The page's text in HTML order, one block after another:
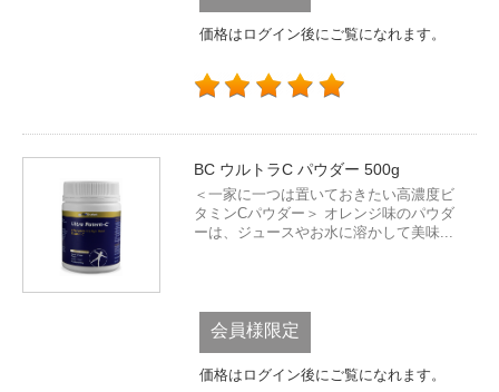
価格はログイン後にご覧になれます。
BC ウルトラC パウダー 500g
＜一家に一つは置いておきたい高濃度ビ
タミンCパウダー＞ オレンジ味のパウダ
ーは、ジュースやお水に溶かして美味...
会員様限定
価格はログイン後にご覧になれます。